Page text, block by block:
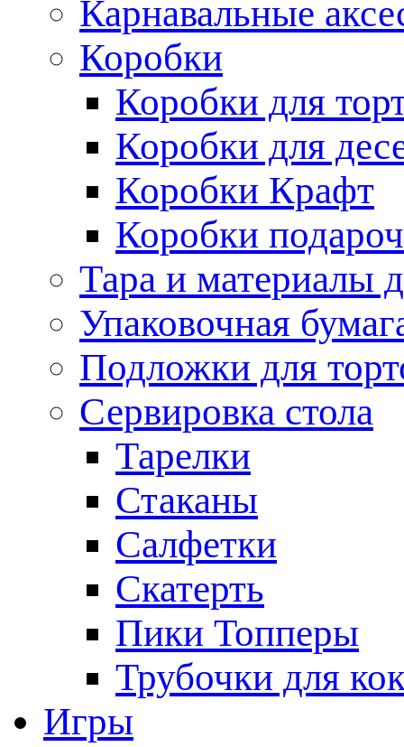
Карнавальные
Коробки
Коробки для
Коробки для
Коробки Крафт
Коробки
Тара и материалы
Упаковочная
Подложки для
Сервировка стола
Тарелки
Стаканы
Салфетки
Скатерть
Пики Топперы
Трубочки для
Игры